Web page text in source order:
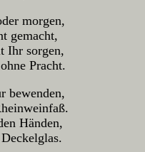
morgen,
gemacht,
Ihr sorgen,
Pracht.
bewenden,
Händen,